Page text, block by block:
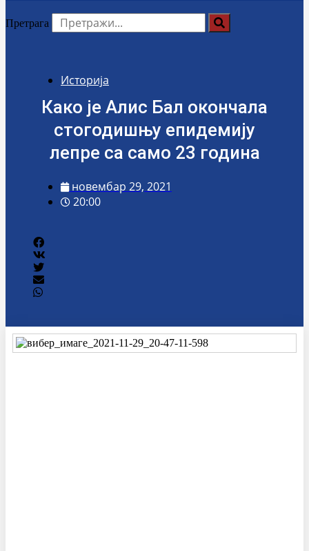
Претрага
Историја
Како је Алис Бал окончала
стогодишњу епидемију
лепре са само 23 година
новембар 29, 2021
20:00